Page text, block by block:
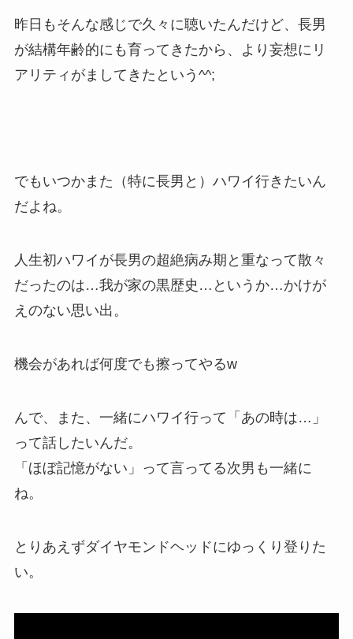
昨日もそんな感じで久々に聴いたんだけど、長男
が結構年齢的にも育ってきたから、より妄想にリ
アリティがましてきたという^^;
でもいつかまた（特に長男と）ハワイ行きたいん
だよね。
人生初ハワイが長男の超絶病み期と重なって散々
だったのは…我が家の黒歴史…というか…かけが
えのない思い出。
機会があれば何度でも擦ってやるw
んで、また、一緒にハワイ行って「あの時は…」
って話したいんだ。
「ほぼ記憶がない」って言ってる次男も一緒に
ね。
とりあえずダイヤモンドヘッドにゆっくり登りた
い。